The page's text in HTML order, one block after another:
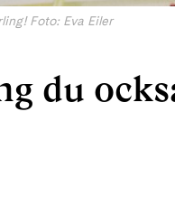
Foto: Eva Eiler
du